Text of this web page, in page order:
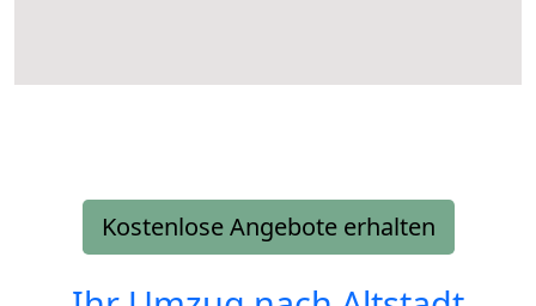
Kostenlose Angebote erhalten